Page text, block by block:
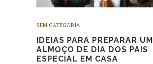
SEM CATEGORIA
IDEIAS PARA PREPARAR UM
ALMOÇO DE DIA DOS PAIS
ESPECIAL EM CASA